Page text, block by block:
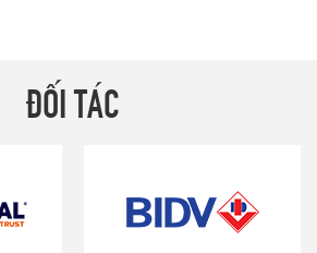
ĐỐI TÁC